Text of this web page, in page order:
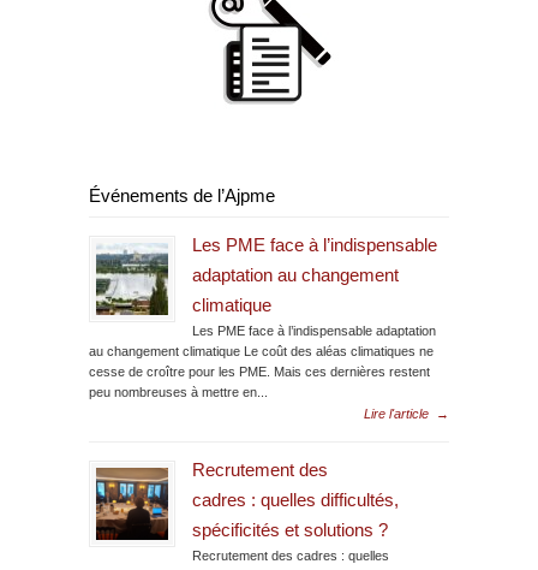
Événements de l’Ajpme
Les PME face à l’indispensable
adaptation au changement
climatique
Les PME face à l’indispensable adaptation
au changement climatique Le coût des aléas climatiques ne
cesse de croître pour les PME. Mais ces dernières restent
peu nombreuses à mettre en...
Lire l'article
→
Recrutement des
cadres : quelles difficultés,
spécificités et solutions ?
Recrutement des cadres : quelles